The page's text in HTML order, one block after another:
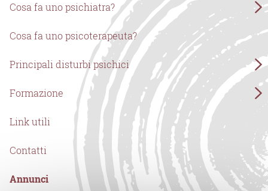
Cosa fa uno psichiatra?
Cosa fa uno psicoterapeuta?
Principali disturbi psichici
Formazione
Link utili
Contatti
Annunci